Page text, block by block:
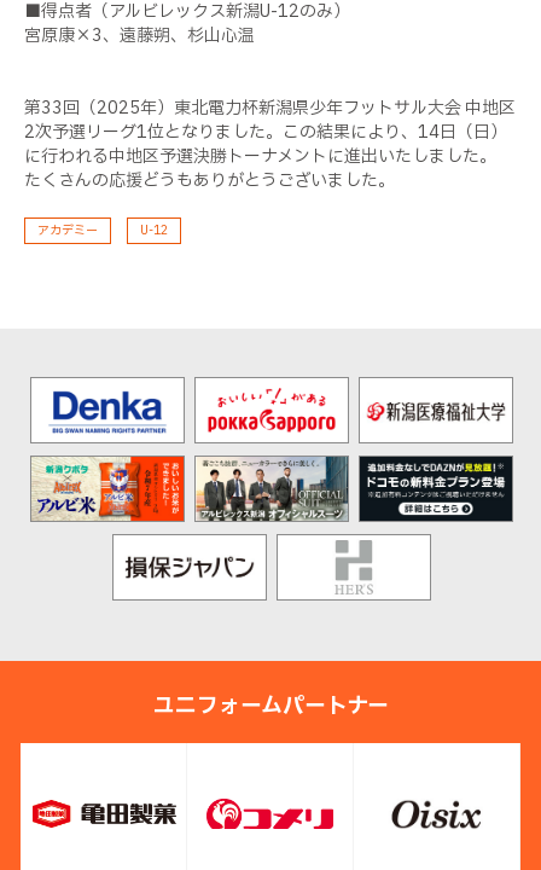
■得点者（アルビレックス新潟U-12のみ）
宮原康×3、遠藤朔、杉山心温
第33回（2025年）東北電力杯新潟県少年フットサル大会 中地区
2次予選リーグ1位となりました。この結果により、14日（日）
に行われる中地区予選決勝トーナメントに進出いたしました。
たくさんの応援どうもありがとうございました。
アカデミー U-12
ユニフォームパートナー